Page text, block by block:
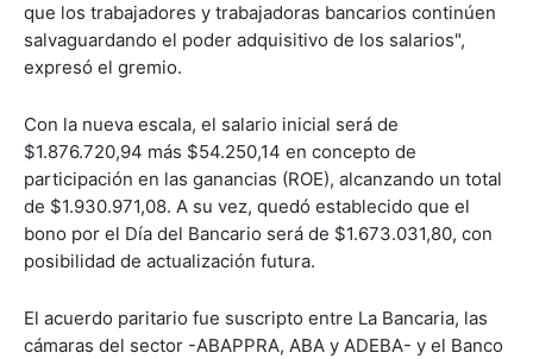
que los trabajadores y trabajadoras bancarios continúen
salvaguardando el poder adquisitivo de los salarios",
expresó el gremio.
Con la nueva escala, el salario inicial será de
$1.876.720,94 más $54.250,14 en concepto de
participación en las ganancias (ROE), alcanzando un total
de $1.930.971,08. A su vez, quedó establecido que el
bono por el Día del Bancario será de $1.673.031,80, con
posibilidad de actualización futura.
El acuerdo paritario fue suscripto entre La Bancaria, las
cámaras del sector -ABAPPRA, ABA y ADEBA- y el Banco